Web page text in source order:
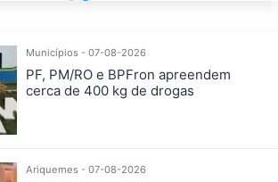
Municípios - 07-08-2026
PF, PM/RO e BPFron apreendem
cerca de 400 kg de drogas
Ariquemes - 07-08-2026